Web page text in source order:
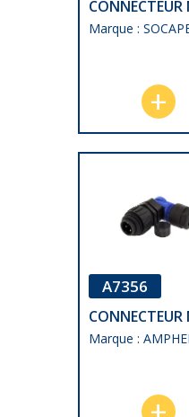
CONNECTEUR
Marque :
A7356
CONNECTEUR
Marque :